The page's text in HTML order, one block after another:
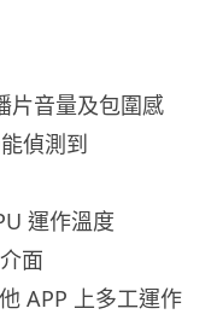
片音量及包圍感
偵測到
運作溫度
面
APP 上多工運作